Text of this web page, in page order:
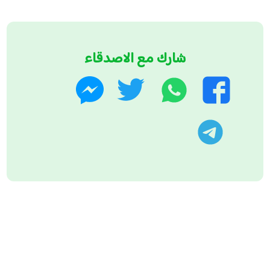
شارك مع الاصدقاء
فيسبوك
واتساب تويتر